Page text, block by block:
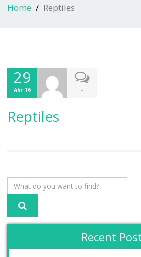
Home Reptiles
29
Abr 16 -
Reptiles
Recent